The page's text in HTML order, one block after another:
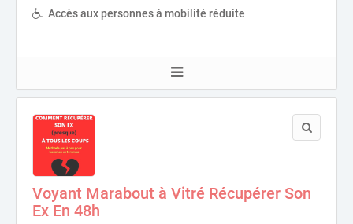
Accès aux personnes à mobilité réduite
Voyant Marabout à Vitré Récupérer Son
Ex En 48h